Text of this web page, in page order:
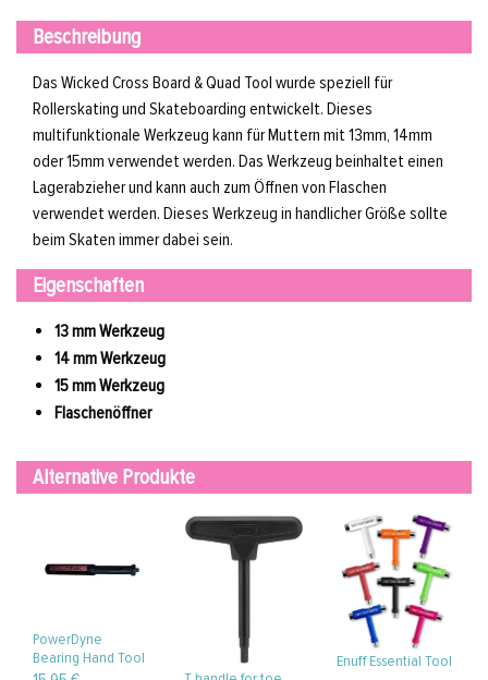
Beschreibung
Das Wicked Cross Board & Quad Tool wurde speziell für
Rollerskating und Skateboarding entwickelt. Dieses
multifunktionale Werkzeug kann für Muttern mit 13mm, 14mm
oder 15mm verwendet werden. Das Werkzeug beinhaltet einen
Lagerabzieher und kann auch zum Öffnen von Flaschen
verwendet werden. Dieses Werkzeug in handlicher Größe sollte
beim Skaten immer dabei sein.
Eigenschaften
13 mm Werkzeug
14 mm Werkzeug
15 mm Werkzeug
Flaschenöffner
Alternative Produkte
PowerDyne
Bearing Hand Tool
Enuff Essential Tool